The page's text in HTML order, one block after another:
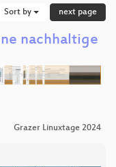
Sort by next page
nachhaltige
Grazer Linuxtage 2024